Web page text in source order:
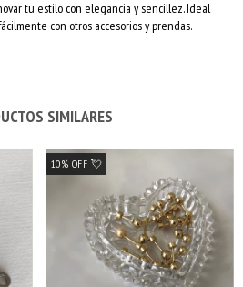
tu estilo con elegancia y sencillez. Ideal
con otros accesorios y prendas.
SIMILARES
10% OFF 💘